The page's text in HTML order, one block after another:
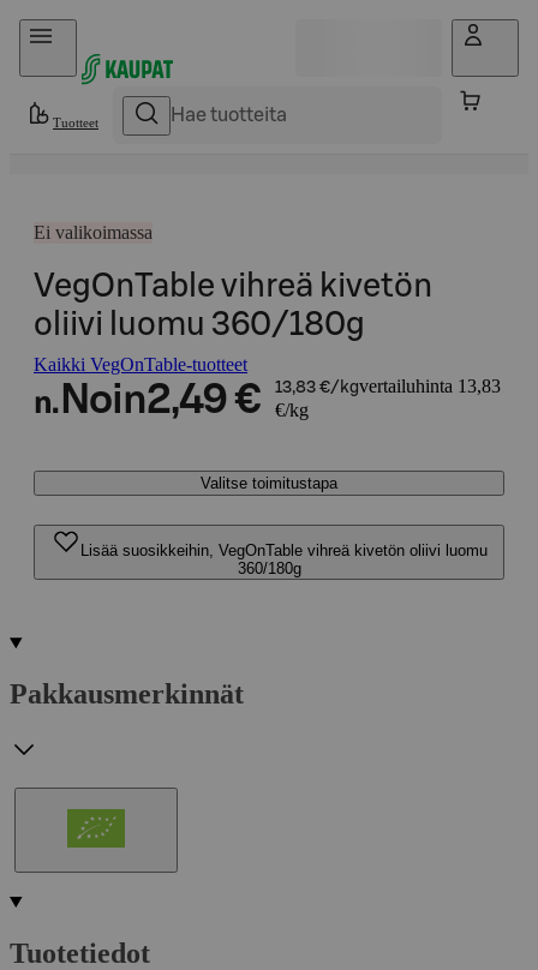
Hyppää sisältöön
Tuotteet
Ei valikoimassa
VegOnTable vihreä kivetön
oliivi luomu 360/180g
Kaikki VegOnTable-tuotteet
n. Noin2,49 € 13,83 €/kgvertailuhinta 13,83
€/kg
Valitse toimitustapa
Lisää suosikkeihin, VegOnTable vihreä kivetön oliivi luomu
360/180g
Pakkausmerkinnät
Tuotetiedot